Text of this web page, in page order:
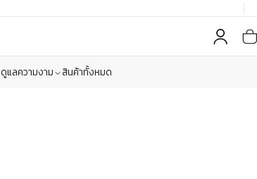
ดูแลความงาม สินค้าทั้งหมด